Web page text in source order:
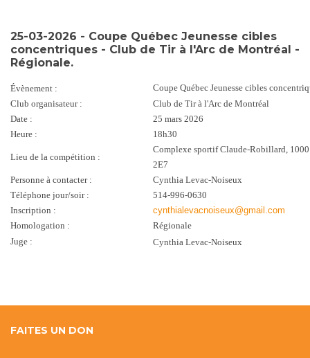
25-03-2026 - Coupe Québec Jeunesse cibles
concentriques - Club de Tir à l'Arc de Montréal -
Régionale.
Évènement :
Coupe Québec Jeunesse cibles
Club organisateur :
Club de Tir à l'Arc de Montréal
Date :
25 mars 2026
Heure :
18h30
Lieu de la compétition :
Complexe sportif Claude-Robillard,
2E7
Personne à contacter :
Cynthia Levac-Noiseux
Téléphone jour/soir :
514-996-0630
Inscription :
cynthialevacnoiseux@gmail.com
Homologation :
Régionale
Juge :
Cynthia Levac-Noiseux
FAITES UN DON